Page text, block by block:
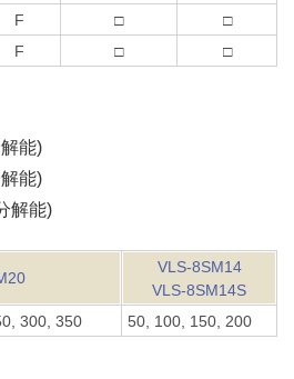
F □
□
F □ □
能)
能)
解能)
VLS-8SM14
VLS-8SM14S
300, 350
50, 100, 150, 200